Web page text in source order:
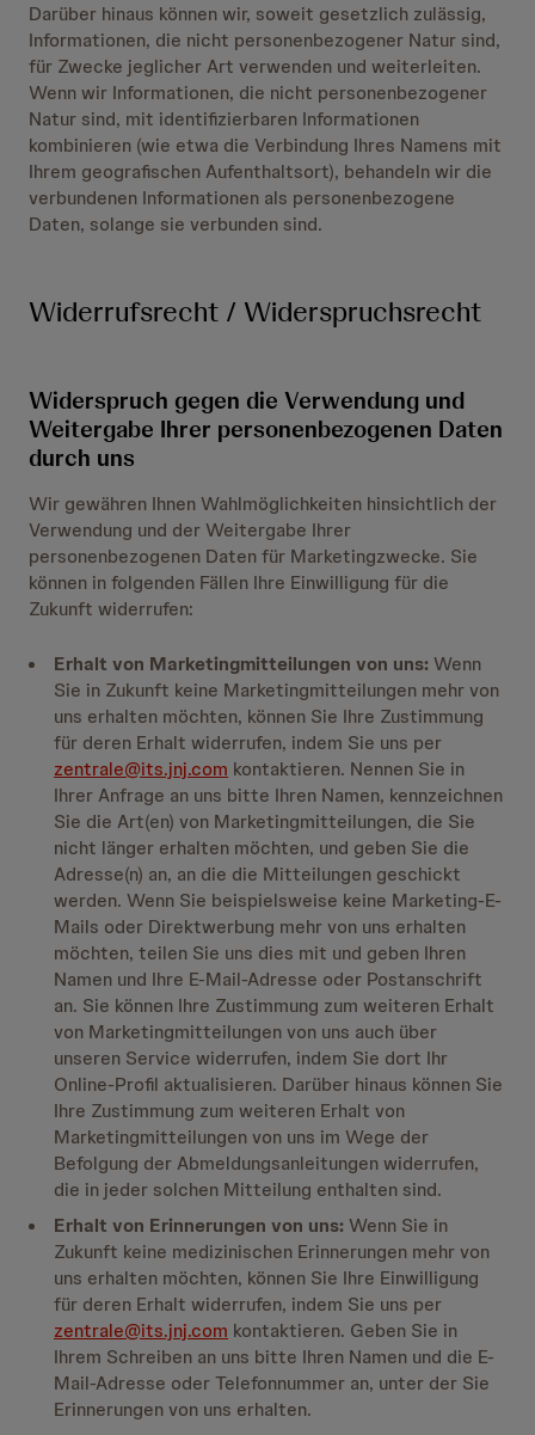
Darüber hinaus können wir, soweit gesetzlich zulässig,
Informationen, die nicht personenbezogener Natur sind,
für Zwecke jeglicher Art verwenden und weiterleiten.
Wenn wir Informationen, die nicht personenbezogener
Natur sind, mit identifizierbaren Informationen
kombinieren (wie etwa die Verbindung Ihres Namens mit
Ihrem geografischen Aufenthaltsort), behandeln wir die
verbundenen Informationen als personenbezogene
Daten, solange sie verbunden sind.
Widerrufsrecht / Widerspruchsrecht
Widerspruch gegen die Verwendung und
Weitergabe Ihrer personenbezogenen Daten
durch uns
Wir gewähren Ihnen Wahlmöglichkeiten hinsichtlich der
Verwendung und der Weitergabe Ihrer
personenbezogenen Daten für Marketingzwecke. Sie
können in folgenden Fällen Ihre Einwilligung für die
Zukunft widerrufen:
Erhalt von Marketingmitteilungen von uns:Wenn
Sie in Zukunft keine Marketingmitteilungen mehr von
uns erhalten möchten, können Sie Ihre Zustimmung
für deren Erhalt widerrufen, indem Sie uns per
zentrale@its.jnj.com kontaktieren. Nennen Sie in
Ihrer Anfrage an uns bitte Ihren Namen, kennzeichnen
Sie die Art(en) von Marketingmitteilungen, die Sie
nicht länger erhalten möchten, und geben Sie die
Adresse(n) an, an die die Mitteilungen geschickt
werden. Wenn Sie beispielsweise keine Marketing-E-
Mails oder Direktwerbung mehr von uns erhalten
möchten, teilen Sie uns dies mit und geben Ihren
Namen und Ihre E-Mail-Adresse oder Postanschrift
an. Sie können Ihre Zustimmung zum weiteren Erhalt
von Marketingmitteilungen von uns auch über
unseren Service widerrufen, indem Sie dort Ihr
Online-Profil aktualisieren. Darüber hinaus können Sie
Ihre Zustimmung zum weiteren Erhalt von
Marketingmitteilungen von uns im Wege der
Befolgung der Abmeldungsanleitungen widerrufen,
die in jeder solchen Mitteilung enthalten sind.
Erhalt von Erinnerungen von uns:Wenn Sie in
Zukunft keine medizinischen Erinnerungen mehr von
uns erhalten möchten, können Sie Ihre Einwilligung
für deren Erhalt widerrufen, indem Sie uns per
zentrale@its.jnj.com kontaktieren. Geben Sie in
Ihrem Schreiben an uns bitte Ihren Namen und die E-
Mail-Adresse oder Telefonnummer an, unter der Sie
Erinnerungen von uns erhalten.